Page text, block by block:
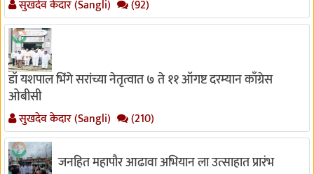
सुखदेव केदार (Sangli) (92)
डॉ यशपाल भिंगे सरांच्या नेतृत्वात ७ ते ११ ऑगष्ट दरम्यान काँग्रेस
ओबीसी
सुखदेव केदार (Sangli) (210)
जनहित महापौर आढावा अभियान ला उत्साहात प्रारंभ